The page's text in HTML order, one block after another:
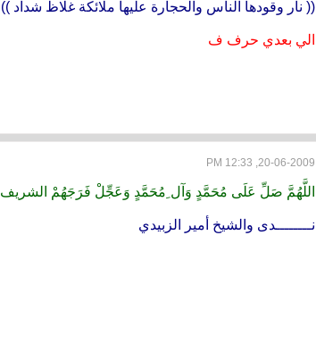
(( نار وقودها الناس والحجارة عليها ملائكة غلاظ شداد ))
الي بعدي حرف ف
20-06-2009, 12:33 PM
اللَّهُمَّ صَلِّ عَلَى مُحَمَّدٍ وَآل ِمُحَمَّدٍ وَعَجِّلْ فَرَجَهُمْ الشريف
نــــــــدى والشيخ أمير الزبيدي